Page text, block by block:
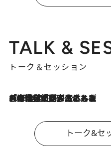
TALK &
トーク＆セッション
2026.8.3
「今後値上げがあるとすれば…」「リスクがあるのは今年の冬」エネルギー専門家が語る、ホルムズ海峡封鎖が家庭にもたらす“ある心配”
トーク&セ